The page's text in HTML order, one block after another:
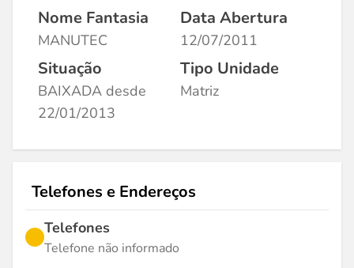
Nome Fantasia
MANUTEC
Data Abertura
12/07/2011
Situação
BAIXADA desde
22/01/2013
Tipo Unidade
Matriz
Telefones e Endereços
Telefones
Telefone não informado